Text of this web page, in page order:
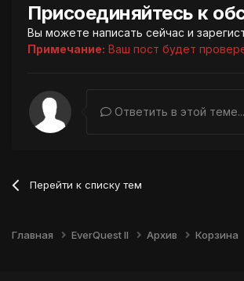
Присоединяйтесь к
Вы можете написать сейчас и
Примечание: Ваш пост будет
Ответить в этой теме...
Перейти к списку тем
Главная EverQuest II Архив Корзина